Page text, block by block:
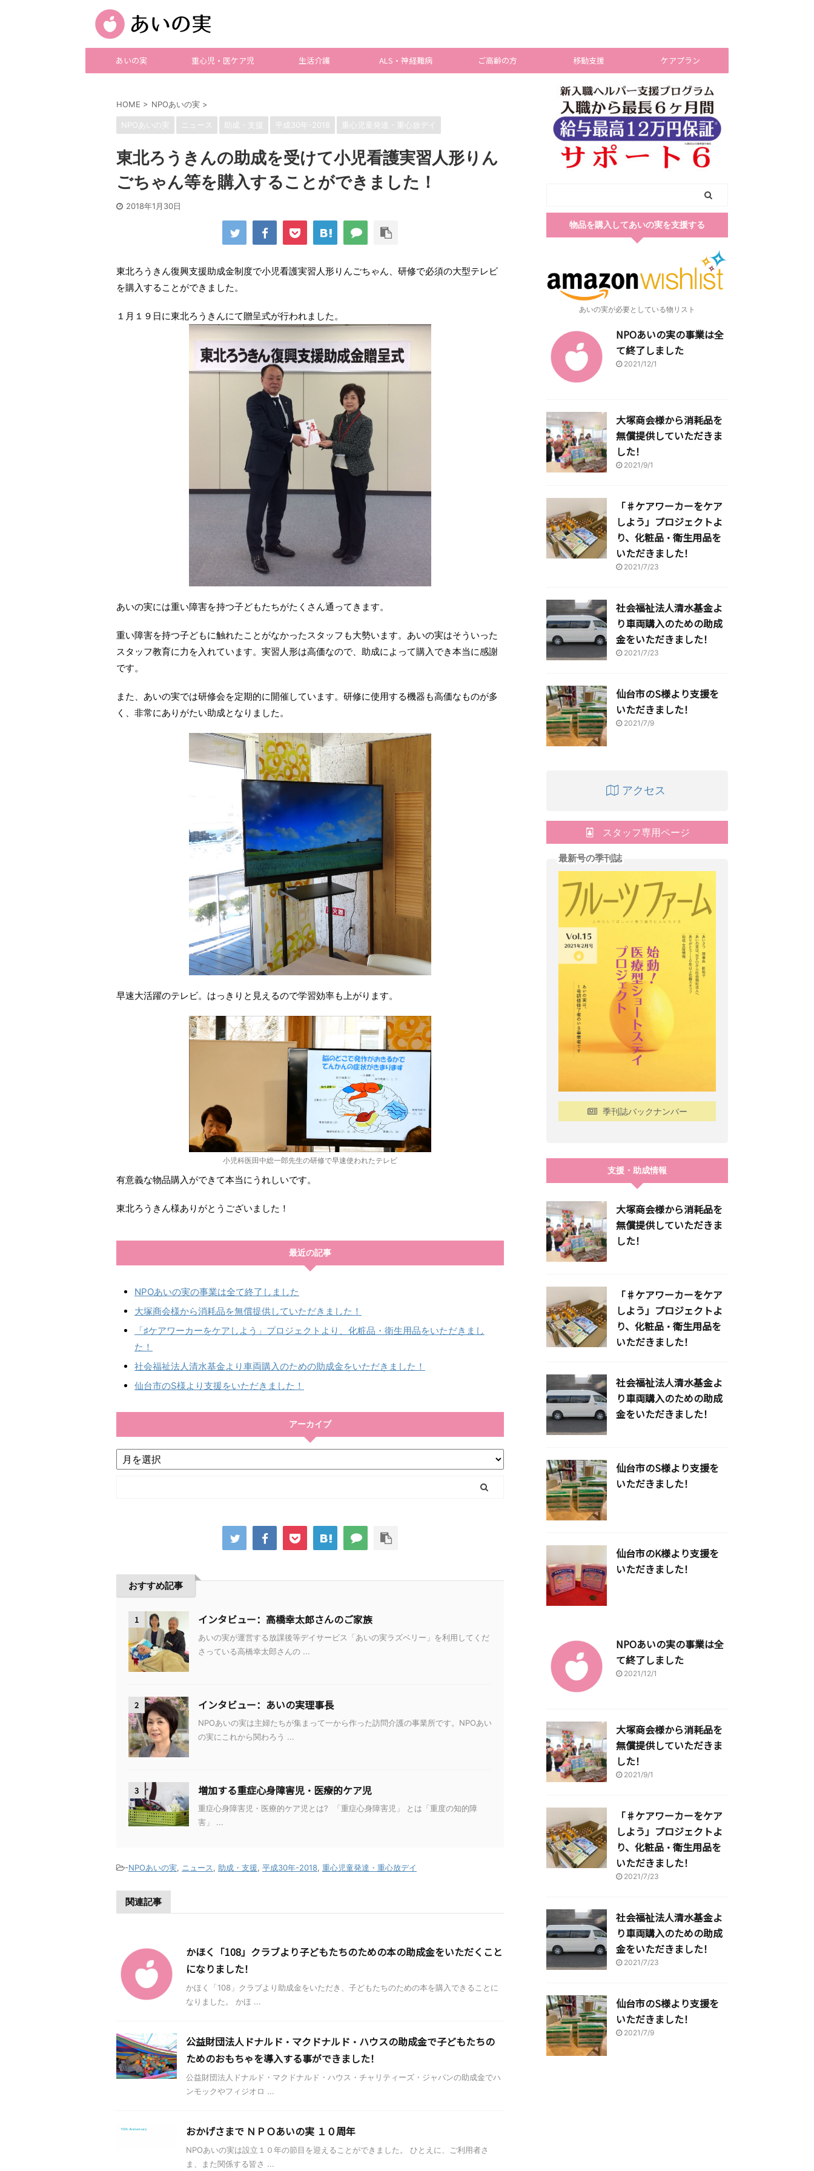
あいの実 重心児・医ケア児 生活介護 ALS・神経難病 ご高齢の方 移動支援 ケアプラン
HOME > NPOあいの実 >
NPOあいの実 ニュース 助成・支援 平成30年-2018 重心児童発達・重心放デイ
東北ろうきんの助成を受けて小児看護実習人形りん
ごちゃん等を購入することができました！
2018年1月30日
東北ろうきん復興支援助成金制度で小児看護実習人形りんごちゃん、研修で必須の大型テレビ
を購入することができました。
１月１９日に東北ろうきんにて贈呈式が行われました。
あいの実には重い障害を持つ子どもたちがたくさん通ってきます。
重い障害を持つ子どもに触れたことがなかったスタッフも大勢います。あいの実はそういった
スタッフ教育に力を入れています。実習人形は高価なので、助成によって購入でき本当に感謝
です。
また、あいの実では研修会を定期的に開催しています。研修に使用する機器も高価なものが多
く、非常にありがたい助成となりました。
早速大活躍のテレビ。はっきりと見えるので学習効率も上がります。
小児科医田中総一郎先生の研修で早速使われたテレビ
有意義な物品購入ができて本当にうれしいです。
東北ろうきん様ありがとうございました！
最近の記事
NPOあいの実の事業は全て終了しました
大塚商会様から消耗品を無償提供していただきました！
「♯ケアワーカーをケアしよう」プロジェクトより、化粧品・衛生用品をいただきまし
た！
社会福祉法人清水基金より車両購入のための助成金をいただきました！
仙台市のS様より支援をいただきました！
アーカイブ
おすすめ記事
1 インタビュー：高橋幸太郎さんのご家族
あいの実が運営する放課後等デイサービス「あいの実ラズベリー」を利用してくだ
さっている高橋幸太郎さんの ...
2 インタビュー：あいの実理事長
NPOあいの実は主婦たちが集まって一から作った訪問介護の事業所です。NPOあい
の実にこれから関わろう ...
3 増加する重症心身障害児・医療的ケア児
重症心身障害児・医療的ケア児とは? 「重症心身障害児」 とは「重度の知的障
害」 ...
-NPOあいの実, ニュース, 助成・支援, 平成30年-2018, 重心児童発達・重心放デイ
関連記事
かほく「108」クラブより子どもたちのための本の助成金をいただくこと
になりました！
かほく「108」クラブより助成金をいただき、子どもたちのための本を購入できることに
なりました。 かほ ...
公益財団法人ドナルド・マクドナルド・ハウスの助成金で子どもたちの
ためのおもちゃを導入する事ができました！
公益財団法人ドナルド・マクドナルド・ハウス・チャリティーズ・ジャパンの助成金でハ
ンモックやフィジオロ ...
おかげさまで ＮＰＯあいの実 １０周年
NPOあいの実は設立１０年の節目を迎えることができました。 ひとえに、ご利用者さ
ま、また関係する皆さ ...
物品を購入してあいの実を支援する
あいの実が必要としている物リスト
NPOあいの実の事業は全
て終了しました
2021/12/1
大塚商会様から消耗品を
無償提供していただきま
した！
2021/9/1
「♯ケアワーカーをケア
しよう」プロジェクトよ
り、化粧品・衛生用品を
いただきました！
2021/7/23
社会福祉法人清水基金よ
り車両購入のための助成
金をいただきました！
2021/7/23
仙台市のS様より支援を
いただきました！
2021/7/9
アクセス
スタッフ専用ページ
最新号の季刊誌
季刊誌バックナンバー
支援・助成情報
大塚商会様から消耗品を
無償提供していただきま
した！
「♯ケアワーカーをケア
しよう」プロジェクトよ
り、化粧品・衛生用品を
いただきました！
社会福祉法人清水基金よ
り車両購入のための助成
金をいただきました！
仙台市のS様より支援を
いただきました！
仙台市のK様より支援を
いただきました！
NPOあいの実の事業は全
て終了しました
2021/12/1
大塚商会様から消耗品を
無償提供していただきま
した！
2021/9/1
「♯ケアワーカーをケア
しよう」プロジェクトよ
り、化粧品・衛生用品を
いただきました！
2021/7/23
社会福祉法人清水基金よ
り車両購入のための助成
金をいただきました！
2021/7/23
仙台市のS様より支援を
いただきました！
2021/7/9